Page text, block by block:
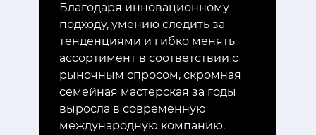
Благодаря инновационному
подходу, умению следить за
тенденциями и гибко менять
ассортимент в соответствии с
рыночным спросом, скромная
семейная мастерская за годы
выросла в современную
международную компанию.